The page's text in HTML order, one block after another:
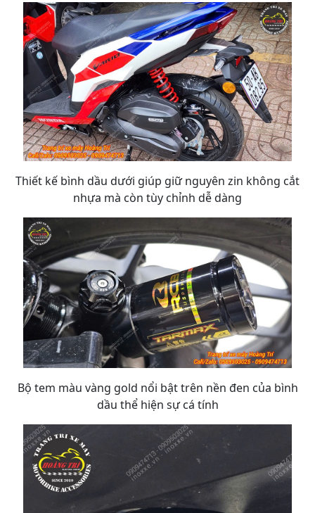
Thiết kế bình dầu dưới giúp giữ nguyên zin không cắt
nhựa mà còn tùy chỉnh dễ dàng
Bộ tem màu vàng gold nổi bật trên nền đen của bình
dầu thể hiện sự cá tính